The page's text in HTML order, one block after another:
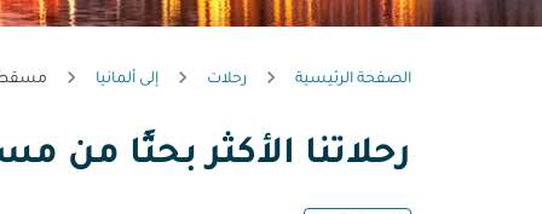
الصفحة الرئيسية رحلات إلى ألمانيا مسقط
رحلاتنا الأكثر بحثًا من